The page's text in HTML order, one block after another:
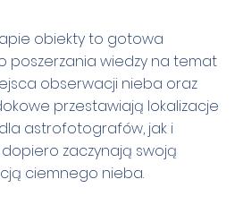
obiekty to gotowa
poszerzania wiedzy na temat
obserwacji nieba oraz
przestawiają lokalizacje
astrofotografów, jak i
zaczynają swoją
ciemnego nieba.